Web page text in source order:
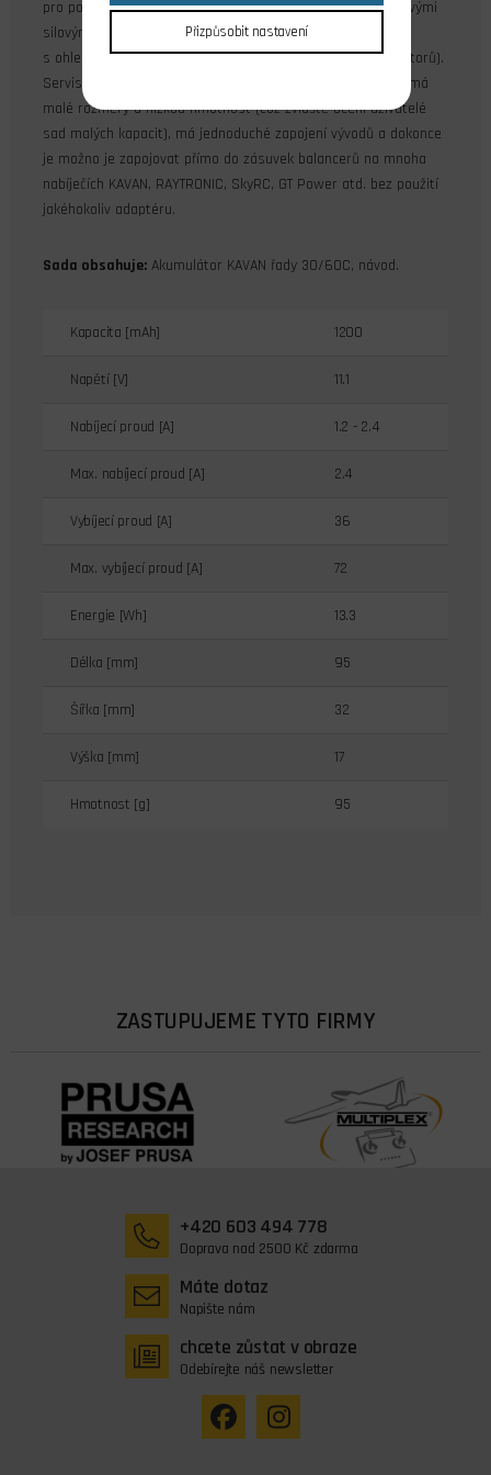
pro pohon modelů letadel a vrtulníků. Je opatřena silikonovými
silovými (nabíjecími) kabely s průřezem dimenzovaným
s ohledem na předpokládané proudové zatížení (bez konektorů).
Servisní konektor je standardního typu systému JST-XH – má
malé rozměry a nízkou hmotnost (což zvláště ocení uživatelé
sad malých kapacit), má jednoduché zapojení vývodů a dokonce
je možno je zapojovat přímo do zásuvek balancerů na mnoha
nabíječích KAVAN, RAYTRONIC, SkyRC, GT Power atd. bez použití
jakéhokoliv adaptéru.
Sada obsahuje:Akumulátor KAVAN řady 30/60C, návod.
Kapacita [mAh] 1200
Napětí [V] 11.1
Nabíjecí proud [A] 1.2 - 2.4
Max. nabíjecí proud [A] 2.4
Vybíjecí proud [A] 36
Max. vybíjecí proud [A] 72
Energie [Wh] 13.3
Délka [mm] 95
Šířka [mm] 32
Výška [mm] 17
Hmotnost [g] 95
ZASTUPUJEME TYTO FIRMY
+420 603 494 778
Doprava nad 2500 Kč zdarma
Máte dotaz
Napište nám
chcete zůstat v obraze
Odebírejte náš newsletter
Přizpůsobit nastavení